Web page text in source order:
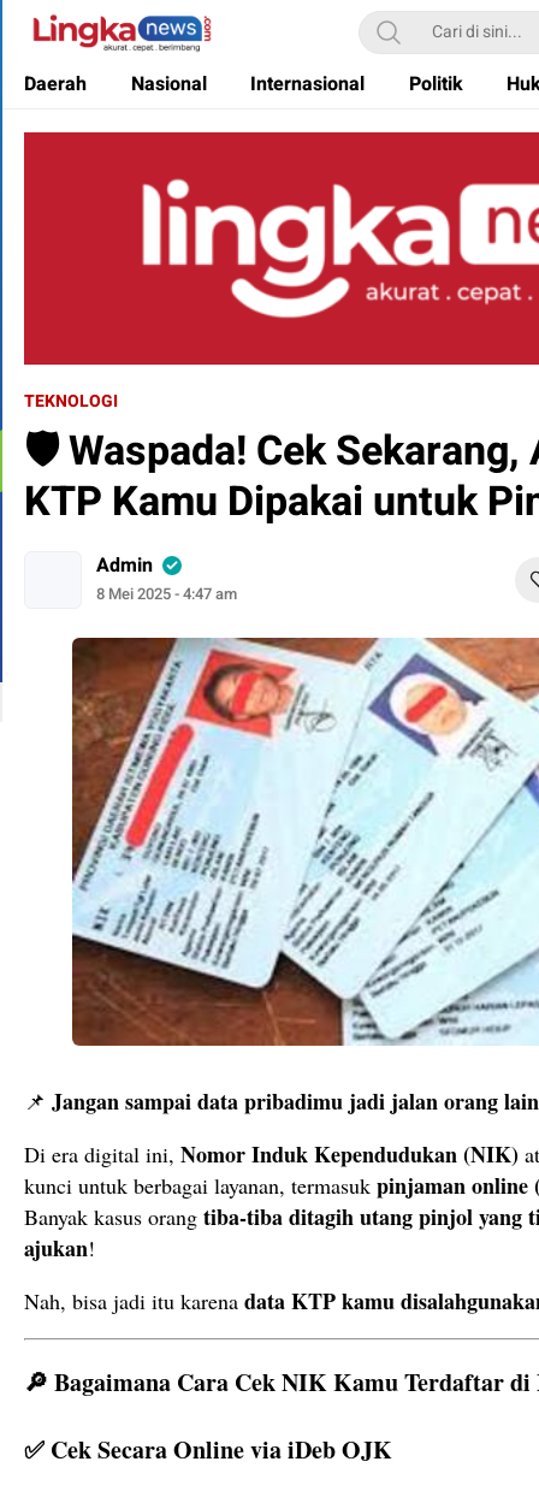
Lingkanews
Akurat. Cepat & Berimbang
Daerah Nasional Internasional Politik
TEKNOLOGI
🛡️ Waspada! Cek Sekarang,
KTP Kamu Dipakai untuk
Admin
8 Mei 2025 - 4:47 am
📌 Jangansampaidatapribadimu jadi jalanorang
Di era digital ini, NomorIndukKependudukan (NIK)
kunci untuk berbagai layanan, termasuk pinjamanonline
Banyak kasus orang tiba-tibaditagihutangpinjolyang
ajukan!
Nah, bisa jadi itu karena dataKTPkamu
🔎 Bagaimana Cara CekNIKKamuTerdaftardi
✅ CekSecaraOnlineviaiDebOJK